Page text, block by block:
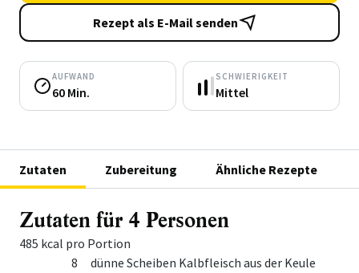
Rezept als E-Mail senden
AUFWAND
60 Min.
SCHWIERIGKEIT
Mittel
Zutaten Zubereitung Ähnliche Rezepte
Zutaten für 4 Personen
485 kcal pro Portion
Zutat
8
dünne Scheiben Kalbfleisch aus der Keule